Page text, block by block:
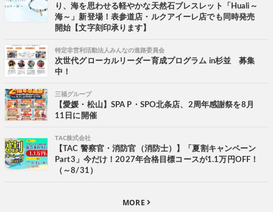
り、海を思わせる軽やかな天然石ブレスレット「Huali～
海～」新登場！表参道店・ルクアイーレ店でも同時発売
開始【文字刻印承ります】
特定非営利活動法人みんなの進路委員会
次世代グローカルリーダー育成プログラム in杉並 募集
中！
三福グループ
【愛媛・松山】SPA P・SPO北条店、2周年感謝祭を8月
11日に開催
TAC株式会社
【TAC 警察官・消防官（消防士）】「夏割キャンペーン
Part3」今だけ！2027年合格目標コースが1.1万円OFF！
（～8/31）
MORE